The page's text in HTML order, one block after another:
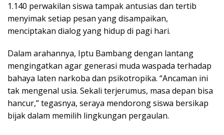
1.140 perwakilan siswa tampak antusias dan tertib
menyimak setiap pesan yang disampaikan,
menciptakan dialog yang hidup di pagi hari.
Dalam arahannya, Iptu Bambang dengan lantang
mengingatkan agar generasi muda waspada terhadap
bahaya laten narkoba dan psikotropika. “Ancaman ini
tak mengenal usia. Sekali terjerumus, masa depan bisa
hancur,” tegasnya, seraya mendorong siswa bersikap
bijak dalam memilih lingkungan pergaulan.